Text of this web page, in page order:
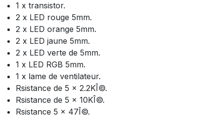
1 x transistor.
2 x LED rouge 5mm.
2 x LED orange 5mm.
2 x LED jaune 5mm.
2 x LED verte de 5mm.
1 x LED RGB 5mm.
1 x lame de ventilateur.
Rsistance de 5 x 2.2KÎ©.
Rsistance de 5 x 10KÎ©.
Rsistance 5 x 47Î©.